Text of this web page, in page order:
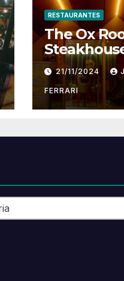
RESTAURANTES
The Ox
21/11/2024
FERRARI